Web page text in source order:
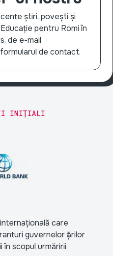
știri, povești și
pentru Romi în
de e-mail
de contact.
INIȚIALI
care
guvernelor țărilor
în scopul urmăririi